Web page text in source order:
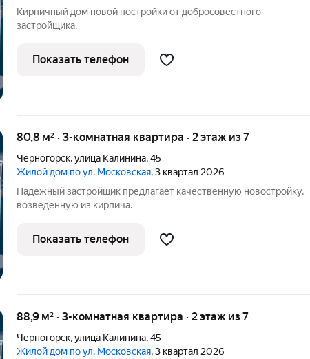
Кирпичный дом новой постройки от добросовестного
застройщика.
Показать телефон
80,8 м² · 3-комнатная квартира · 2 этаж из 7
Черногорск,улица Калинина,45
Жилой дом по ул. Московская, 3 квартал 2026
Надежный застройщик предлагает качественную новостройку,
возведённую из кирпича.
Показать телефон
88,9 м² · 3-комнатная квартира · 2 этаж из 7
Черногорск,улица Калинина,45
Жилой дом по ул. Московская, 3 квартал 2026